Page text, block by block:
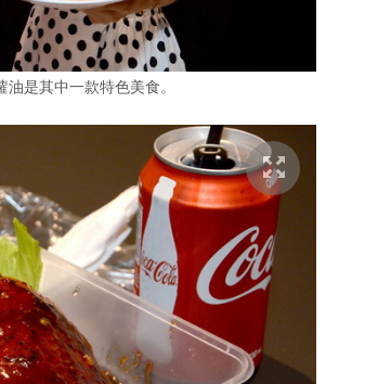
油是其中一款特色美食。